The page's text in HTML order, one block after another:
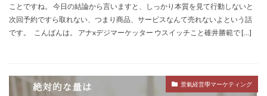
ことですね。 今日の結論から言いますと、しっかり本質を見て行動しないと
次回予約ですら取れない、つまり商品、サービスなんて売れないよという話
です。 こんばんは。 アナxデジマーケッター ウスイッチこと碓井勝範で […]
景氣経営學マーケティング